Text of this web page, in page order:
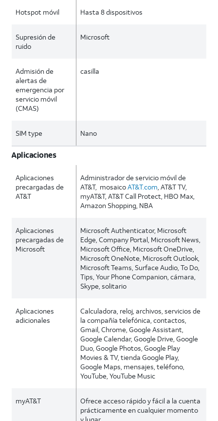
Hotspot móvil Hasta 8 dispositivos
Supresión de
ruido
Microsoft
Admisión de
alertas de
emergencia por
servicio móvil
(CMAS)
casilla
SIM type Nano
Aplicaciones
Aplicaciones
precargadas de
AT&T
Administrador de servicio móvil de
AT&T, mosaicoAT&T.com, AT&T TV,
myAT&T, AT&T Call Protect, HBO Max,
Amazon Shopping, NBA
Aplicaciones
precargadas de
Microsoft
Microsoft Authenticator, Microsoft
Edge, Company Portal, Microsoft News,
Microsoft Office, Microsoft OneDrive,
Microsoft OneNote, Microsoft Outlook,
Microsoft Teams, Surface Audio, To Do,
Tips, Your Phone Companion, cámara,
Skype, solitario
Aplicaciones
adicionales
Calculadora, reloj, archivos, servicios de
la compañía telefónica, contactos,
Gmail, Chrome, Google Assistant,
Google Calendar, Google Drive, Google
Duo, Google Photos, Google Play
Movies & TV, tienda Google Play,
Google Maps, mensajes, teléfono,
YouTube, YouTube Music
myAT&T
Ofrece acceso rápido y fácil a la cuenta
prácticamente en cualquier momento